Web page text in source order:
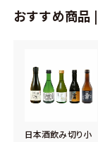
おすすめ商品 |
日本酒飲み切り小